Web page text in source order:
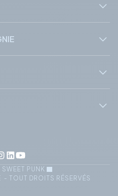
TOUT DROITS RÉSERVÉS
SWEET PUNK